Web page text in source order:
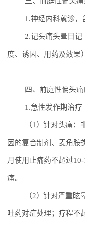
1.神经内科就诊，
2.记头痛头晕日记
度、诱因、用药及效果
四、前庭性偏头痛
1.急性发作期治疗
（1 ）针对头痛：
因的复合制剂、麦角胺
月使用止痛药不超过10-
痛。
（2）针对严重眩
吐药对症处理； 疗程不